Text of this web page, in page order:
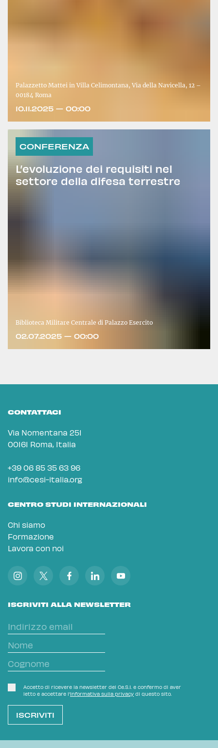
Palazzetto Mattei in Villa Celimontana, Via della Navicella, 12 –
00184 Roma
10.11.2025 — 00:00
CONFERENZA
L’evoluzione dei requisiti nel
settore della difesa terrestre
Biblioteca Militare Centrale di Palazzo Esercito
02.07.2025 — 00:00
CONTATTACI
Via Nomentana 251
00161 Roma, Italia
+39 06 85 35 63 96
info@cesi-italia.org
CENTRO STUDI INTERNAZIONALI
Chi siamo
Formazione
Lavora con noi
ISCRIVITI ALLA NEWSLETTER
Accetto di ricevere la newsletter del Ce.S.I. e confermo di aver
letto e accettare l'Informativa sulla privacy di questo sito.